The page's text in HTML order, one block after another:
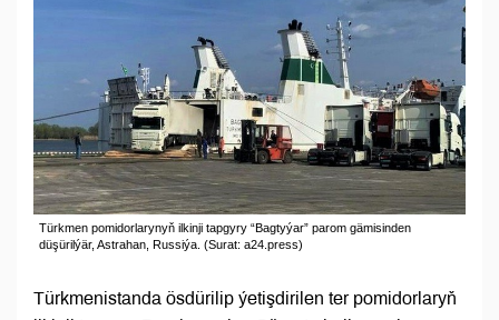
Türkmen pomidorlarynyň ilkinji tapgyry “Bagtyýar” parom gämisinden
düşürilýär, Astrahan, Russiýa. (Surat: a24.press)
Türkmenistanda ösdürilip ýetişdirilen ter pomidorlaryň